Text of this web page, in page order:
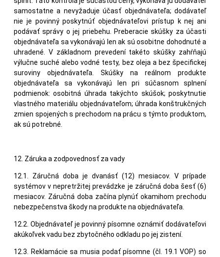
samostatne a nevyžaduje účasť objednávateľa; dodávateľ
nie je povinný poskytnúť objednávateľovi prístup k nej ani
podávať správy o jej priebehu. Preberacie skúšky za účasti
objednávateľa sa vykonávajú len ak sú osobitne dohodnuté a
uhradené. V základnom prevedení takéto skúšky zahŕňajú
výlučne suché alebo vodné testy, bez oleja a bez špecifickej
suroviny objednávateľa. Skúšky na reálnom produkte
objednávateľa sa vykonávajú len pri súčasnom splnení
podmienok: osobitná úhrada takýchto skúšok; poskytnutie
vlastného materiálu objednávateľom; úhrada konštrukčných
zmien spojených s prechodom na prácu s týmto produktom,
ak sú potrebné.
12. Záruka a zodpovednosť za vady
12.1. Záručná doba je dvanásť (12) mesiacov. V prípade
systémov v nepretržitej prevádzke je záručná doba šesť (6)
mesiacov. Záručná doba začína plynúť okamihom prechodu
nebezpečenstva škody na produkte na objednávateľa.
12.2. Objednávateľ je povinný písomne oznámiť dodávateľovi
akúkoľvek vadu bez zbytočného odkladu po jej zistení.
12.3. Reklamácie sa musia podať písomne (čl. 19.1 VOP) so